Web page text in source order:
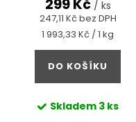
247,11 Kč bez DPH
299 Kč / ks
Měrná
cena:
1 993,33 Kč / 1 kg
DO KOŠÍKU
Skladem 3 ks